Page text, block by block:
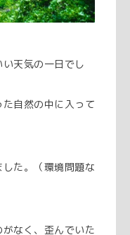
天気の一日でし
自然の中に入って
た。（環境問題な
なく、歪んでいた